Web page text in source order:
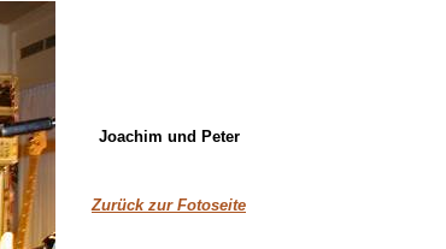
Joachim und Peter
Zurück zur Fotoseite